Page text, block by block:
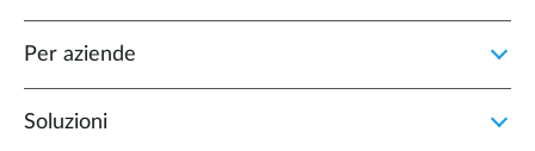
Per aziende
Soluzioni